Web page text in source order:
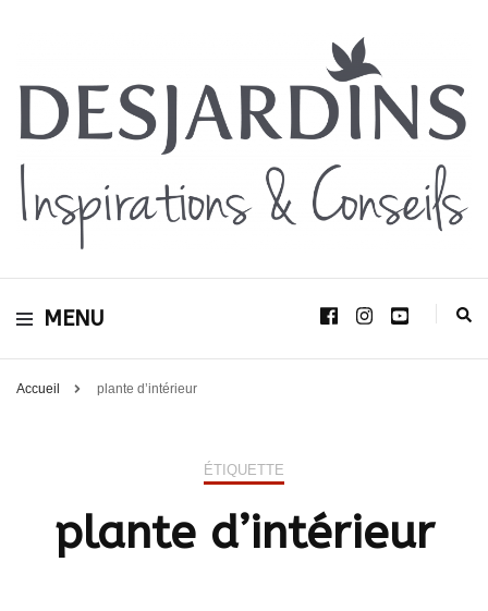
Desjardins
Inspirations &
Conseils
Avec le blog Desjardins, nous avons pour volonté de partager et de transmettre
d’aménagement d’intérieur et d’extérieur.
MENU
Accueil plante d’intérieur
ÉTIQUETTE
plante d’intérieur